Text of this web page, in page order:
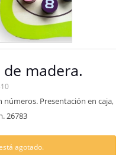
de madera.
números. Presentación en caja,
26783
agotado.